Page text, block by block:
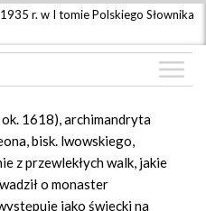
r. w I tomie Polskiego Słownika
1618), archimandryta
bisk. lwowskiego,
z przewlekłych walk, jakie
o monaster
jako świecki na